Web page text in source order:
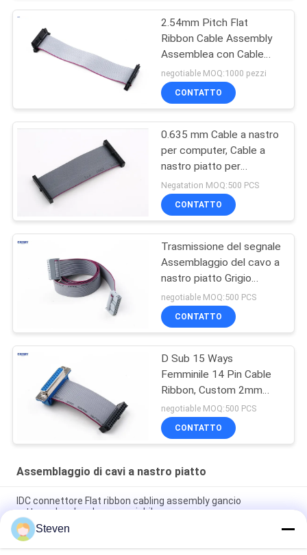
2.54mm Pitch Flat
Ribbon Cable Assembly
Assemblea con Cable
PVC Butterfly Hook
negotiable MOQ:1000 pezzi
CONTATTO
0.635 mm Cable a nastro
per computer, Cable a
nastro piatto per
automobili a 16 pin
Negatation MOQ:500 PCS
CONTATTO
Trasmissione del segnale
Assemblaggio del cavo a
nastro piatto Grigio
Colore per schermo a
LED
negotiable MOQ:500 PCS
CONTATTO
D Sub 15 Ways
Femminile 14 Pin Cable
Ribbon, Custom 2mm
Pitch Hard Disk Data
Cable
negotiable MOQ:500 PCS
CONTATTO
Assemblaggio di cavi a nastro piatto
IDC connettore Flat ribbon cabling assembly gancio
rettangolare lunghezza variabile
2 * 5 pin IDC Cable a nastro Assemblaggi, 2,54 mm Pitch Cable
a nastro Materiale PVC
Steven